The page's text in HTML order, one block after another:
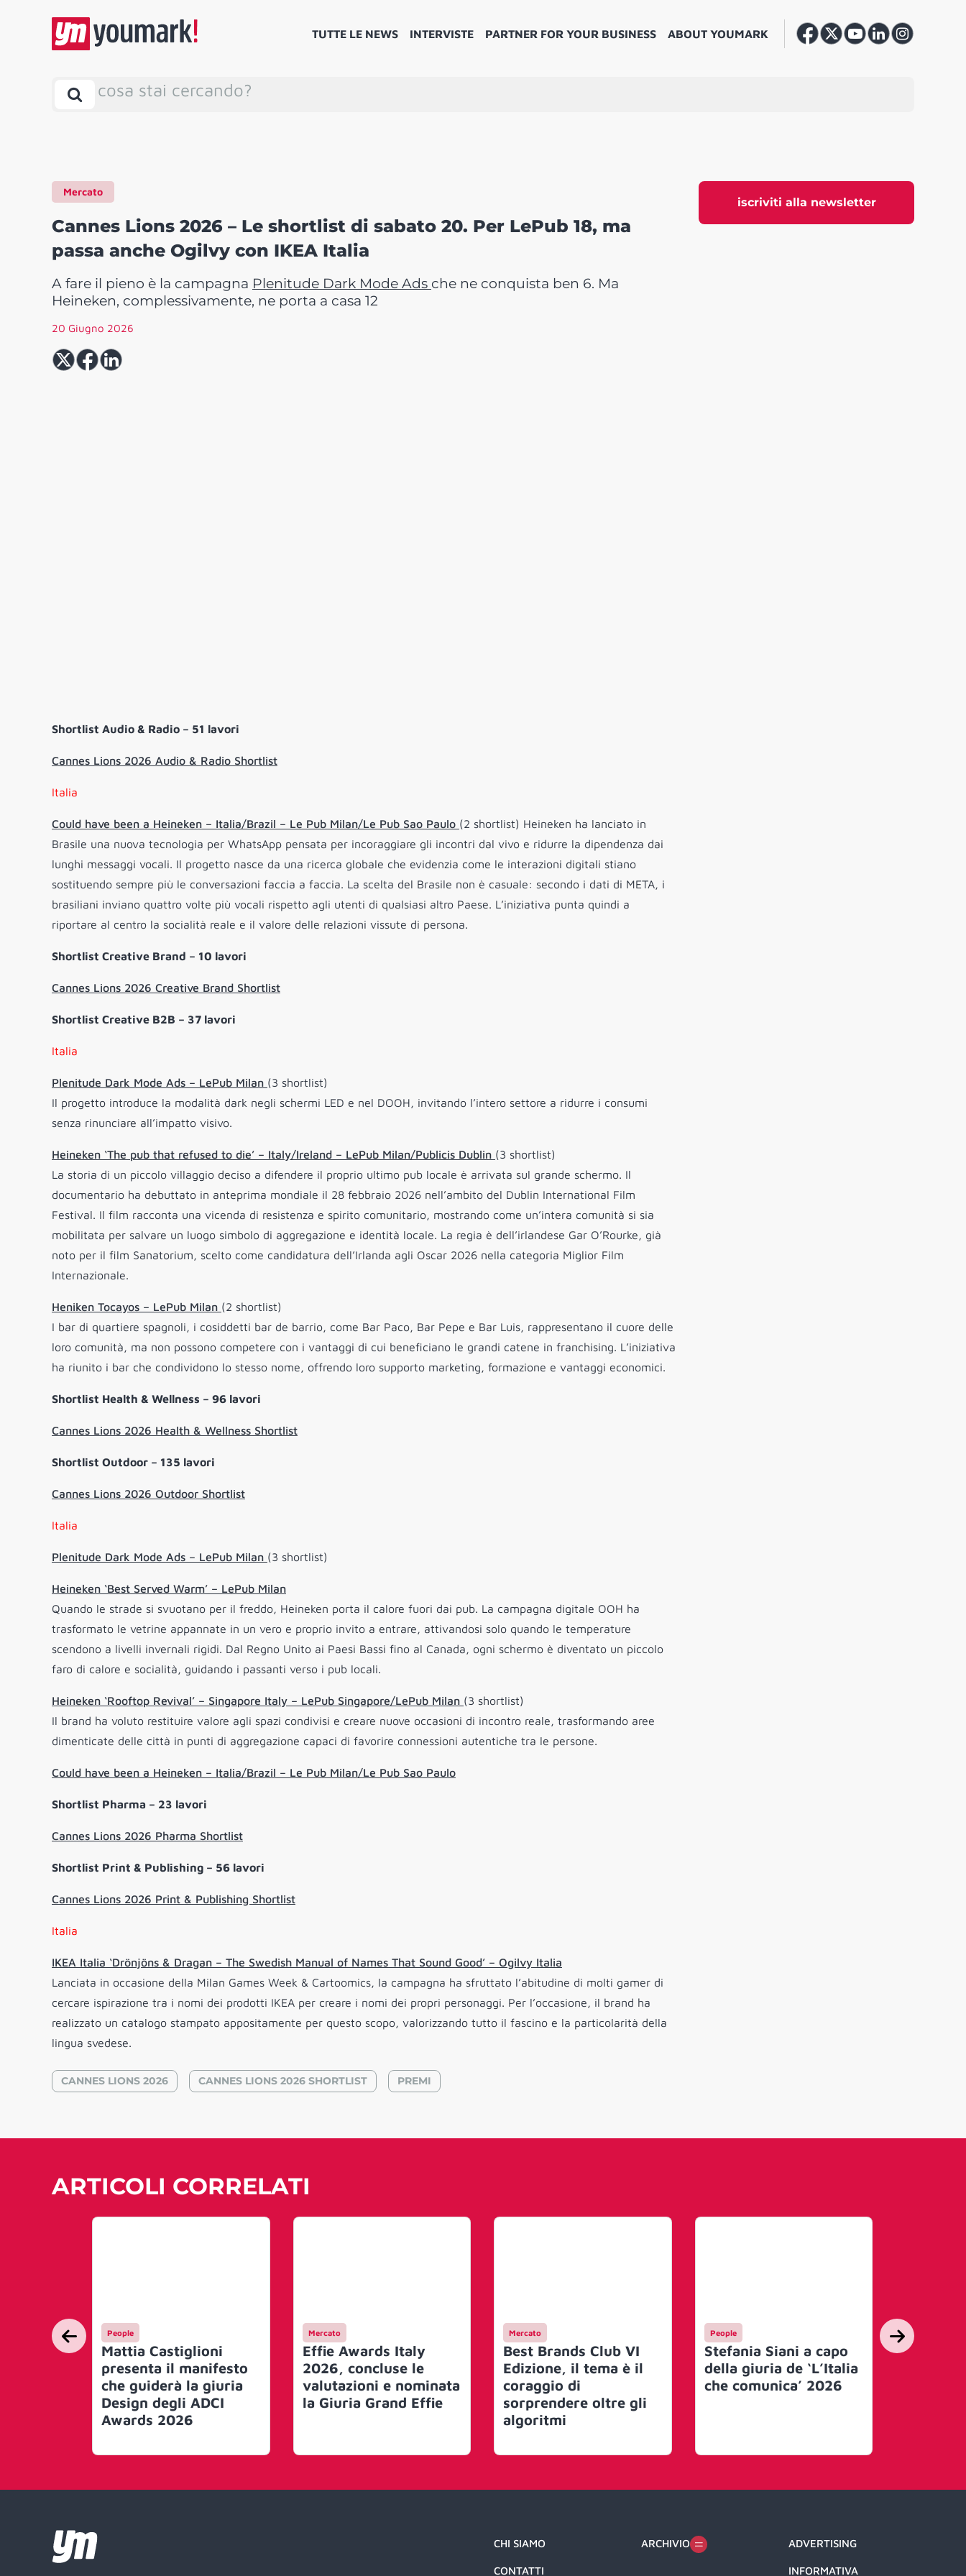
TUTTE LE NEWS INTERVISTE PARTNER FOR YOUR BUSINESS ABOUT YOUMARK
cosa stai cercando?
iscriviti alla newsletter
Mercato
Cannes Lions 2026 – Le shortlist di sabato 20. Per LePub 18, ma
passa anche Ogilvy con IKEA Italia
A fare il pieno è la campagna Plenitude Dark Mode Ads che ne conquista ben 6. Ma
Heineken, complessivamente, ne porta a casa 12
20 Giugno 2026
Shortlist Audio & Radio – 51 lavori
Cannes Lions 2026 Audio & Radio Shortlist
Italia
Could have been a Heineken – Italia/Brazil – Le Pub Milan/Le Pub Sao Paulo (2 shortlist) Heineken ha lanciato in
Brasile una nuova tecnologia per WhatsApp pensata per incoraggiare gli incontri dal vivo e ridurre la dipendenza dai
lunghi messaggi vocali. Il progetto nasce da una ricerca globale che evidenzia come le interazioni digitali stiano
sostituendo sempre più le conversazioni faccia a faccia. La scelta del Brasile non è casuale: secondo i dati di META, i
brasiliani inviano quattro volte più vocali rispetto agli utenti di qualsiasi altro Paese. L’iniziativa punta quindi a
riportare al centro la socialità reale e il valore delle relazioni vissute di persona.
Shortlist Creative Brand – 10 lavori
Cannes Lions 2026 Creative Brand Shortlist
Shortlist Creative B2B – 37 lavori
Italia
Plenitude Dark Mode Ads – LePub Milan (3 shortlist)
Il progetto introduce la modalità dark negli schermi LED e nel DOOH, invitando l’intero settore a ridurre i consumi
senza rinunciare all’impatto visivo.
Heineken ‘The pub that refused to die’ – Italy/Ireland – LePub Milan/Publicis Dublin (3 shortlist)
La storia di un piccolo villaggio deciso a difendere il proprio ultimo pub locale è arrivata sul grande schermo. Il
documentario ha debuttato in anteprima mondiale il 28 febbraio 2026 nell’ambito del Dublin International Film
Festival. Il film racconta una vicenda di resistenza e spirito comunitario, mostrando come un’intera comunità si sia
mobilitata per salvare un luogo simbolo di aggregazione e identità locale. La regia è dell’irlandese Gar O’Rourke, già
noto per il film Sanatorium, scelto come candidatura dell’Irlanda agli Oscar 2026 nella categoria Miglior Film
Internazionale.
Heniken Tocayos – LePub Milan (2 shortlist)
I bar di quartiere spagnoli, i cosiddetti bar de barrio, come Bar Paco, Bar Pepe e Bar Luis, rappresentano il cuore delle
loro comunità, ma non possono competere con i vantaggi di cui beneficiano le grandi catene in franchising. L’iniziativa
ha riunito i bar che condividono lo stesso nome, offrendo loro supporto marketing, formazione e vantaggi economici.
Shortlist Health & Wellness – 96 lavori
Cannes Lions 2026 Health & Wellness Shortlist
Shortlist Outdoor – 135 lavori
Cannes Lions 2026 Outdoor Shortlist
Italia
Plenitude Dark Mode Ads – LePub Milan (3 shortlist)
Heineken ‘Best Served Warm’ – LePub Milan
Quando le strade si svuotano per il freddo, Heineken porta il calore fuori dai pub. La campagna digitale OOH ha
trasformato le vetrine appannate in un vero e proprio invito a entrare, attivandosi solo quando le temperature
scendono a livelli invernali rigidi. Dal Regno Unito ai Paesi Bassi fino al Canada, ogni schermo è diventato un piccolo
faro di calore e socialità, guidando i passanti verso i pub locali.
Heineken ‘Rooftop Revival’ – Singapore Italy – LePub Singapore/LePub Milan (3 shortlist)
Il brand ha voluto restituire valore agli spazi condivisi e creare nuove occasioni di incontro reale, trasformando aree
dimenticate delle città in punti di aggregazione capaci di favorire connessioni autentiche tra le persone.
Could have been a Heineken – Italia/Brazil – Le Pub Milan/Le Pub Sao Paulo
Shortlist Pharma – 23 lavori
Cannes Lions 2026 Pharma Shortlist
Shortlist Print & Publishing – 56 lavori
Cannes Lions 2026 Print & Publishing Shortlist
Italia
IKEA Italia ‘Drönjöns & Dragan – The Swedish Manual of Names That Sound Good’ – Ogilvy Italia
Lanciata in occasione della Milan Games Week & Cartoomics, la campagna ha sfruttato l’abitudine di molti gamer di
cercare ispirazione tra i nomi dei prodotti IKEA per creare i nomi dei propri personaggi. Per l’occasione, il brand ha
realizzato un catalogo stampato appositamente per questo scopo, valorizzando tutto il fascino e la particolarità della
lingua svedese.
CANNES LIONS 2026 CANNES LIONS 2026 SHORTLIST PREMI
ARTICOLI CORRELATI
People
Mattia Castiglioni
presenta il manifesto
che guiderà la giuria
Design degli ADCI
Awards 2026
Mercato
Effie Awards Italy
2026, concluse le
valutazioni e nominata
la Giuria Grand Effie
Mercato
Best Brands Club VI
Edizione, il tema è il
coraggio di
sorprendere oltre gli
algoritmi
People
Stefania Siani a capo
della giuria de ‘L’Italia
che comunica’ 2026
Mercato
Al via le
CHI SIAMO
CONTATTI
ARCHIVIO ADVERTISING
INFORMATIVA